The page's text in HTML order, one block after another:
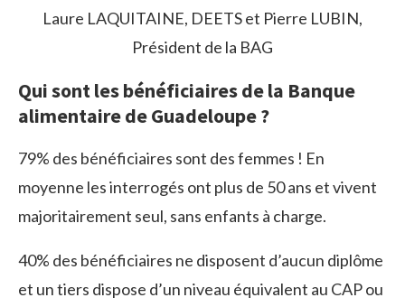
Laure LAQUITAINE, DEETS et Pierre LUBIN,
Président de la BAG
Qui sont les bénéficiaires de la Banque
alimentaire de Guadeloupe ?
79% des bénéficiaires sont des femmes ! En
moyenne les interrogés ont plus de 50 ans et vivent
majoritairement seul, sans enfants à charge.
40% des bénéficiaires ne disposent d’aucun diplôme
et un tiers dispose d’un niveau équivalent au CAP ou